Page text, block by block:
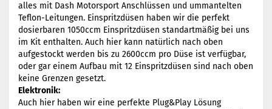
alles mit Dash Motorsport Anschlüssen und ummantelten
Teflon-Leitungen. Einspritzdüsen haben wir die perfekt
dosierbaren 1050ccm Einspritzdüsen standartmäßig bei uns
im Kit enthalten. Auch hier kann natürlich nach oben
aufgestockt werden bis zu 2600ccm pro Düse ist verfügbar,
oder gar einem Aufbau mit 12 Einspritzdüsen sind nach oben
keine Grenzen gesetzt.
Elektronik:
Auch hier haben wir eine perfekte Plug&Play Lösung